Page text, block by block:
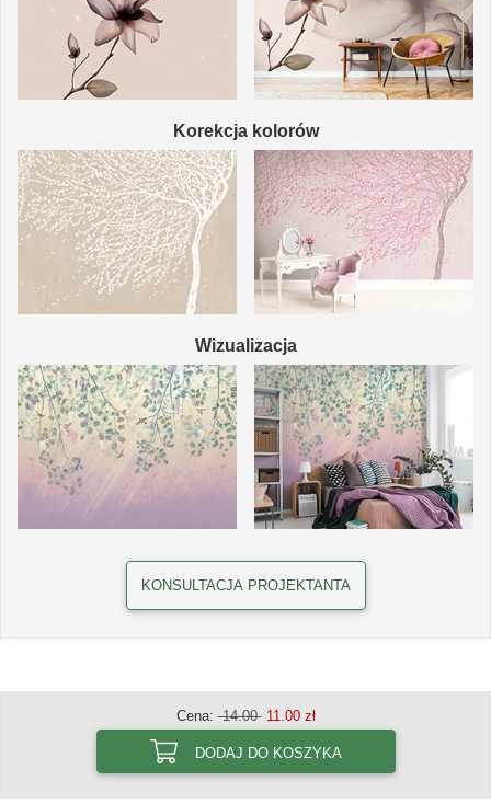
Korekcja kolorów
Wizualizacja
KONSULTACJA PROJEKTANTA
Cena:14.0011.00 zł
DODAJ DO KOSZYKA